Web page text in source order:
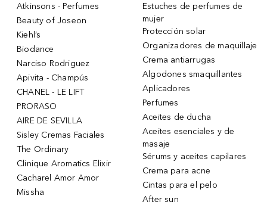
Atkinsons - Perfumes
Beauty of Joseon
Kiehl’s
Biodance
Narciso Rodriguez
Apivita - Champús
CHANEL - LE LIFT
PRORASO
AIRE DE SEVILLA
Sisley Cremas Faciales
The Ordinary
Clinique Aromatics Elixir
Cacharel Amor Amor
Missha
Estuches de perfumes de
mujer
Protección solar
Organizadores de maquillaje
Crema antiarrugas
Algodones smaquillantes
Aplicadores
Perfumes
Aceites de ducha
Aceites esenciales y de
masaje
Sérums y aceites capilares
Crema para acne
Cintas para el pelo
After sun